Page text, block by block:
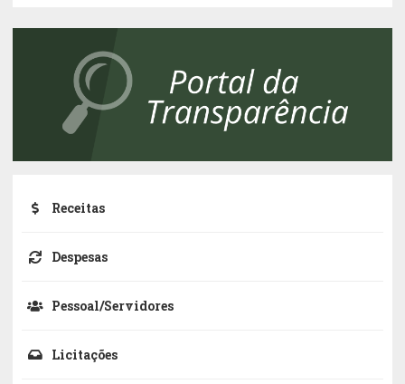
Receitas
Despesas
Pessoal/Servidores
Licitações